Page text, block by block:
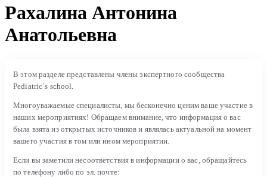
Рахалина Антонина
Анатольевна
В этом разделе представлены члены экспертного сообщества
Pediatric`s school.
Многоуважаемые специалисты, мы бесконечно ценим ваше участие в
наших мероприятиях! Обращаем внимание, что информация о вас
была взята из открытых источников и являлась актуальной на момент
вашего участия в том или ином мероприятии.
Если вы заметили несоответствия в информации о вас, обращайтесь
по телефону либо по эл. почте: